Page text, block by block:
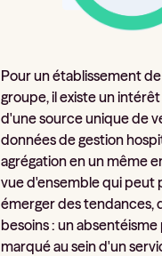
Pour un établissement
groupe, il existe un
d'une source unique de
données de gestion
agrégation en un même
vue d'ensemble qui
émerger des tendances,
besoins : un
marqué au sein d'un